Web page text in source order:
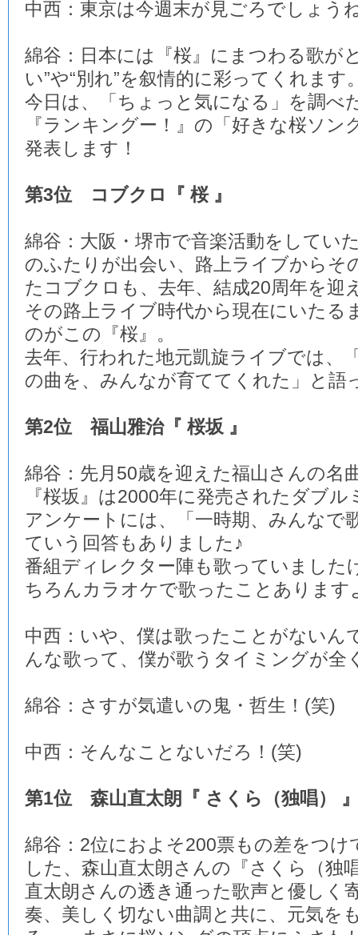
中西：東京は今週末が見ごろでしょう
綿谷：日本には『桜』にまつわる歌が
い”や“別れ”を叙情的に彩ってくれます
今日は、「ちょっと気になる」を調べ
『ランキングー！』の「好きな桜ソン
発表します！
第3位 コブクロ『 桜 』
綿谷：大阪・堺市で音楽活動をしてい
のふたりが出会い、路上ライブからそ
たコブクロも、去年、結成20周年を迎
その路上ライブ時代から現在にいたる
のがこの『桜』。
去年、行われた地元凱旋ライブでは、
の曲を、みんなが育ててくれた」と語
第2位 福山雅治『 桜坂 』
綿谷：先月50歳を迎えた福山さんの名
『桜坂』は2000年に発売されたダブ
アンケートには、「一時期、みんなで
ていう回答もありました♪
番組ディレクター陣も歌っていました
ちろんカラオケで歌ったことあります
中西：いや、僕は歌ったことがない
んな歌って、僕が歌うタイミングが全
綿谷：さすが気遣いの鬼・哲生！(笑)
中西：そんなことないだろ！(笑)
第1位 森山直太朗『 さくら（独唱）
綿谷：2位におよそ200票もの差をつけ
した、森山直太朗さんの『さくら（独
直太朗さんの透き通った歌声と優しく
奏、美しく切ない曲調と共に、元気を